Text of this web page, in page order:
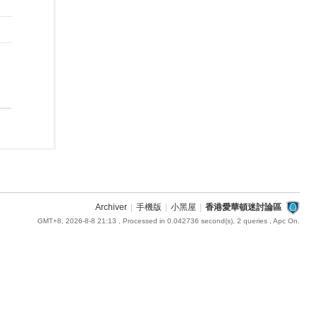
Archiver 手機版 小黑屋 香港愛華頓迷討論區
GMT+8, 2026-8-8 21:13 , Processed in 0.042736 second(s), 2 queries , Apc On.